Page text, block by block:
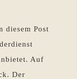
diesem Post
Auf
Der